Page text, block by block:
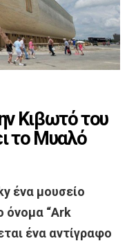
Κιβωτό του
το Μυαλό
ένα μουσείο
όνομα “Ark
ένα αντίγραφο